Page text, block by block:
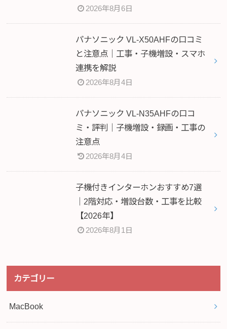
2026年8月6日
パナソニック VL-X50AHFの口コミ
と注意点｜工事・子機増設・スマホ
連携を解説
2026年8月4日
パナソニック VL-N35AHFの口コ
ミ・評判｜子機増設・録画・工事の
注意点
2026年8月4日
子機付きインターホンおすすめ7選
｜2階対応・増設台数・工事を比較
【2026年】
2026年8月1日
カテゴリー
MacBook